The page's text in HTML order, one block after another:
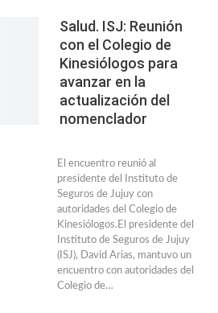
Salud. ISJ: Reunión
con el Colegio de
Kinesiólogos para
avanzar en la
actualización del
nomenclador
El encuentro reunió al
presidente del Instituto de
Seguros de Jujuy con
autoridades del Colegio de
Kinesiólogos.El presidente del
Instituto de Seguros de Jujuy
(ISJ), David Arias, mantuvo un
encuentro con autoridades del
Colegio de…